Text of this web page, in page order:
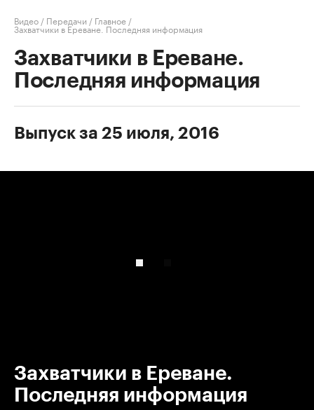
Видео / Передачи / Главное /
Захватчики в Ереване. Последняя информация
Захватчики в Ереване.
Последняя информация
Выпуск за 25 июля, 2016
Захватчики в Ереване.
Последняя информация